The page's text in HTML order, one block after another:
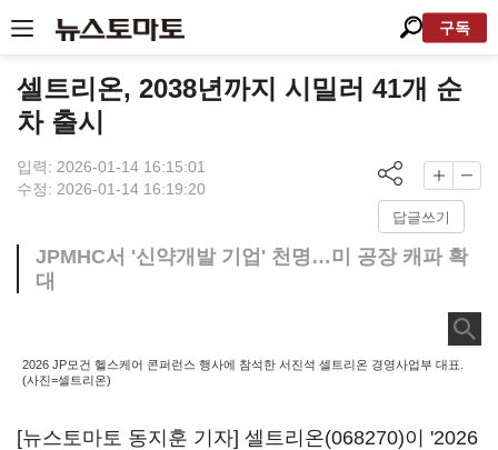
구독
셀트리온, 2038년까지 시밀러 41개 순
차 출시
입력: 2026-01-14 16:15:01
수정: 2026-01-14 16:19:20
답글쓰기
JPMHC서 '신약개발 기업' 천명…미 공장 캐파 확
대
2026 JP모건 헬스케어 콘퍼런스 행사에 참석한 서진석 셀트리온 경영사업부 대표.
(사진=셀트리온)
[뉴스토마토 동지훈 기자] 셀트리온(068270)이 '2026